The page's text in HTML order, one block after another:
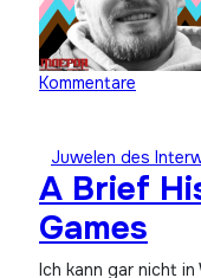
Kommentare
Juwelen des
A Brief
Games
Ich kann gar nicht in Worte fassen wie unglaublich